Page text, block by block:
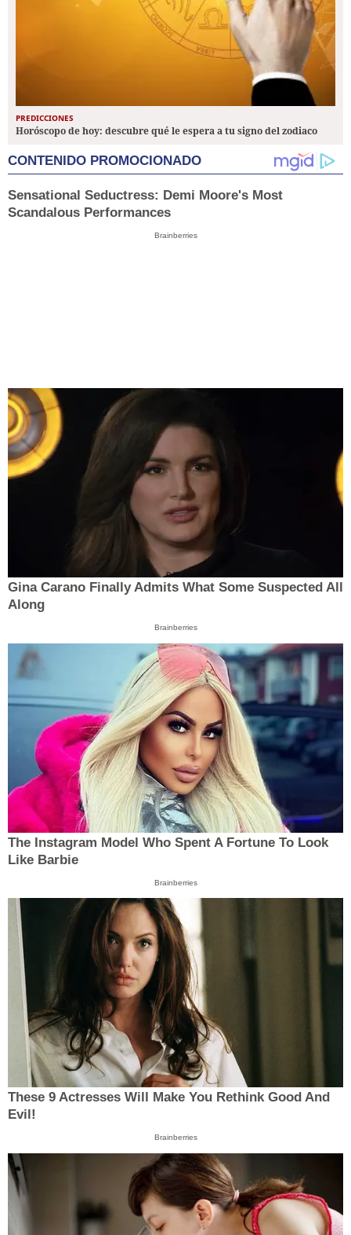
PREDICCIONES
Horóscopo de hoy: descubre qué le espera a tu signo del zodiaco
CONTENIDO PROMOCIONADO
Sensational Seductress: Demi Moore's Most
Scandalous Performances
Brainberries
Gina Carano Finally Admits What Some Suspected All
Along
Brainberries
The Instagram Model Who Spent A Fortune To Look
Like Barbie
Brainberries
These 9 Actresses Will Make You Rethink Good And
Evil!
Brainberries